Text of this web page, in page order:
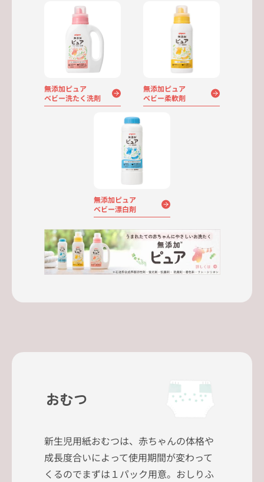
無添加ピュア
ベビー洗たく洗剤
無添加ピュア
ベビー柔軟剤
無添加ピュア
ベビー漂白剤
おむつ
新生児用紙おむつは、赤ちゃんの体格や
成長度合いによって使用期間が変わって
くるのでまずは１パック用意。おしりふ